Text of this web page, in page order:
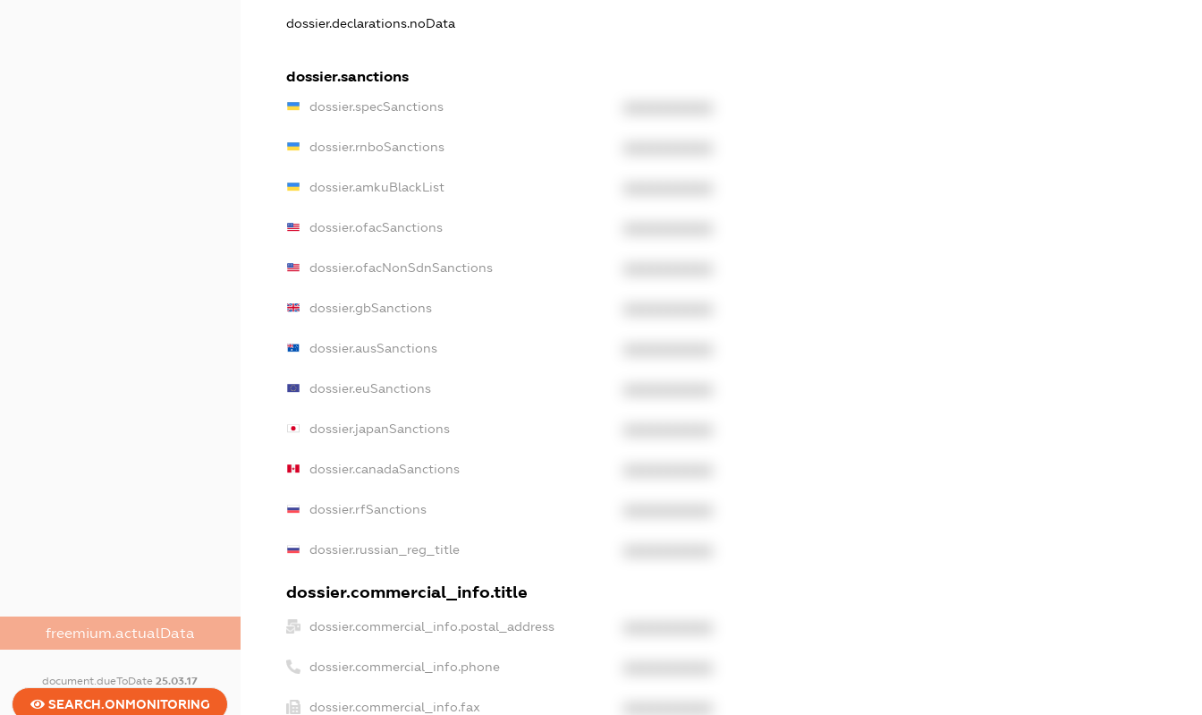
freemium.actualData
document.dueToDate25.03.17
SEARCH.ONMONITORING
dossier.declarations.noData
dossier.sanctions
dossier.specSanctions
dossier.rnboSanctions
dossier.amkuBlackList
dossier.ofacSanctions
dossier.ofacNonSdnSanctions
dossier.gbSanctions
dossier.ausSanctions
dossier.euSanctions
dossier.japanSanctions
dossier.canadaSanctions
dossier.rfSanctions
dossier.russian_reg_title
dossier.commercial_info.title
dossier.commercial_info.postal_address
dossier.commercial_info.phone
dossier.commercial_info.fax